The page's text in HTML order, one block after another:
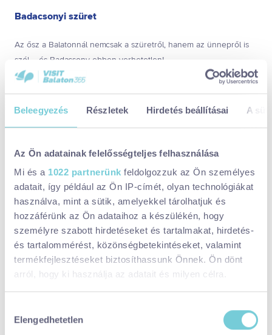
Beleegyezés Részletek Hirdetés beállításai A
Az Ön adatainak felelősségteljes felhasználása
Mi és a 1022 partnerünk feldolgozzuk az Ön személyes
adatait, így például az Ön IP-címét, olyan technológiákat
használva, mint a sütik, amelyekkel tárolhatjuk és
hozzáférünk az Ön adataihoz a készülékén, hogy
személyre szabott hirdetéseket és tartalmakat, hirdetés-
és tartalommérést, közönségbetekintéseket, valamint
termékfejlesztéseket biztosíthassunk Önnek. Ön dönt
arról, hogy ki használja az adatait és milyen célra.
Információgyűjtés az Ön földrajzi
kiválasztása
Elengedhetetlen
Badacsonyi szüret
Az ősz a Balatonnál nemcsak a szüretről, hanem az ünnepről is
szól – és Badacsony ebben verhetetlen!
A háromnapos fesztivál során szeptember 12-14. között a helyi
zenés és kulturális programok színesítik a hangulatot, és részt